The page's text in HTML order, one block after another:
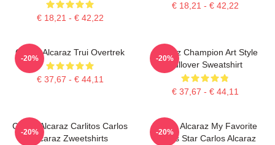
€ 18,21 - € 42,22
€ 18,21 - € 42,22
Carlos Alcaraz Trui Overtrek
€ 37,67 - € 44,11
-20%
Alcaraz Champion Art Style
Pullover Sweatshirt
€ 37,67 - € 44,11
-20%
Carlos Alcaraz Carlitos Carlos
Alcaraz Zweetshirts
-20%
Carlos Alcaraz My Favorite
Tennis Star Carlos Alcaraz
-20%